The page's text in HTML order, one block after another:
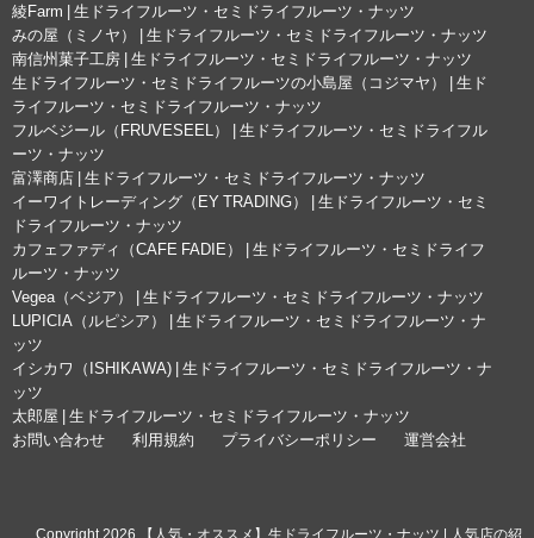
綾Farm | 生ドライフルーツ・セミドライフルーツ・ナッツ
みの屋（ミノヤ） | 生ドライフルーツ・セミドライフルーツ・ナッツ
南信州菓子工房 | 生ドライフルーツ・セミドライフルーツ・ナッツ
生ドライフルーツ・セミドライフルーツの小島屋（コジマヤ） | 生ド
ライフルーツ・セミドライフルーツ・ナッツ
フルベジール（FRUVESEEL） | 生ドライフルーツ・セミドライフル
ーツ・ナッツ
富澤商店 | 生ドライフルーツ・セミドライフルーツ・ナッツ
イーワイトレーディング（EY TRADING） | 生ドライフルーツ・セミ
ドライフルーツ・ナッツ
カフェファディ（CAFE FADIE） | 生ドライフルーツ・セミドライフ
ルーツ・ナッツ
Vegea（ベジア） | 生ドライフルーツ・セミドライフルーツ・ナッツ
LUPICIA（ルピシア） | 生ドライフルーツ・セミドライフルーツ・ナ
ッツ
イシカワ（ISHIKAWA) | 生ドライフルーツ・セミドライフルーツ・ナ
ッツ
太郎屋 | 生ドライフルーツ・セミドライフルーツ・ナッツ
お問い合わせ
利用規約 プライバシーポリシー 運営会社
© Copyright 2026 【人気・オススメ】生ドライフルーツ・ナッツ | 人気店の紹